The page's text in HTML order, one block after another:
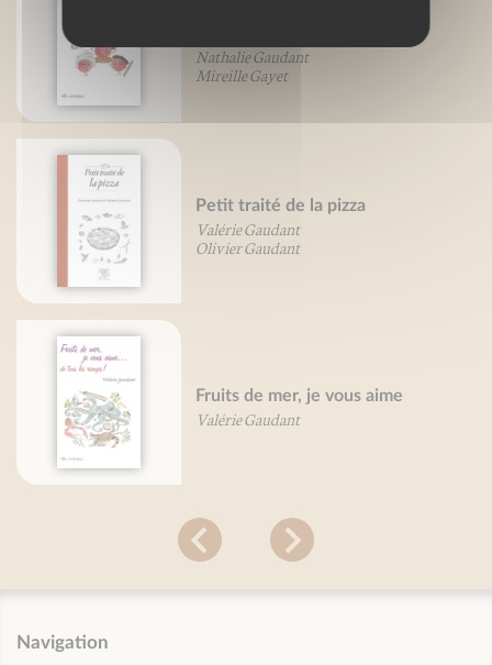
Nathalie Gaudant
Mireille Gayet
Petit traité de la pizza
Valérie Gaudant
Olivier Gaudant
Fruits de mer, je vous aime
Valérie Gaudant
Navigation